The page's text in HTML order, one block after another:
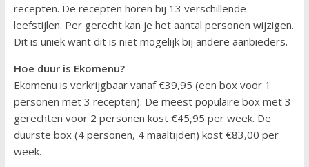
recepten. De recepten horen bij 13 verschillende
leefstijlen. Per gerecht kan je het aantal personen wijzigen.
Dit is uniek want dit is niet mogelijk bij andere aanbieders.
Hoe duur is Ekomenu?
Ekomenu is verkrijgbaar vanaf €39,95 (een box voor 1
personen met 3 recepten). De meest populaire box met 3
gerechten voor 2 personen kost €45,95 per week. De
duurste box (4 personen, 4 maaltijden) kost €83,00 per
week.